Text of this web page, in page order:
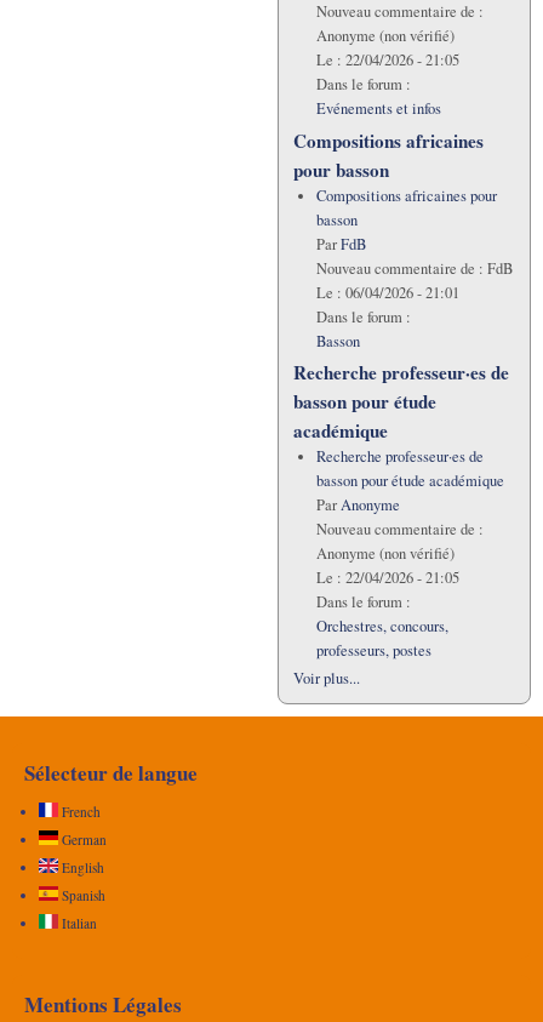
Nouveau commentaire de :
Anonyme (non vérifié)
Le : 22/04/2026 - 21:05
Dans le forum :
Evénements et infos
Compositions africaines
pour basson
Compositions africaines pour
basson
ParFdB
Nouveau commentaire de : FdB
Le : 06/04/2026 - 21:01
Dans le forum :
Basson
Recherche professeur·es de
basson pour étude
académique
Recherche professeur·es de
basson pour étude académique
ParAnonyme
Nouveau commentaire de :
Anonyme (non vérifié)
Le : 22/04/2026 - 21:05
Dans le forum :
Orchestres, concours,
professeurs, postes
Voir plus...
Sélecteur de langue
French
German
English
Spanish
Italian
Mentions Légales